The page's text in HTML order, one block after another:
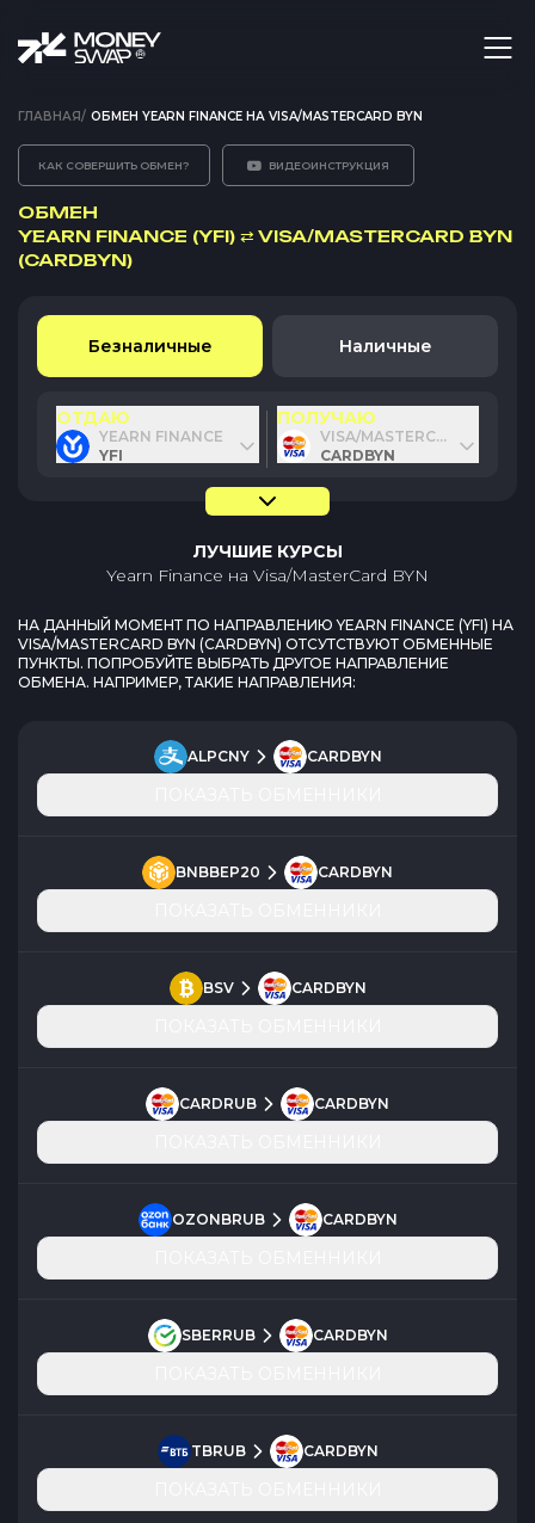
ГЛАВНАЯ/ ОБМЕН YEARN FINANCE НА VISA/MASTERCARD BYN
КАК СОВЕРШИТЬ ОБМЕН? ВИДЕОИНСТРУКЦИЯ
ОБМЕН
YEARN FINANCE (YFI) ⇄ VISA/MASTERCARD BYN
(CARDBYN)
Безналичные Наличные
ОТДАЮ
YEARN FINANCE
YFI
ПОЛУЧАЮ
VISA/MASTERCARD BYN
CARDBYN
ЛУЧШИЕ КУРСЫ
Yearn Finance на Visa/MasterCard BYN
НА ДАННЫЙ МОМЕНТ ПО НАПРАВЛЕНИЮYEARN FINANCE (YFI) НА
VISA/MASTERCARD BYN (CARDBYN) ОТСУТСТВУЮТ ОБМЕННЫЕ
ПУНКТЫ. ПОПРОБУЙТЕ ВЫБРАТЬ ДРУГОЕ НАПРАВЛЕНИЕ
ОБМЕНА. НАПРИМЕР, ТАКИЕ НАПРАВЛЕНИЯ:
ALPCNY CARDBYN
BNBBEP20 CARDBYN
BSV CARDBYN
CARDRUB CARDBYN
OZONBRUB CARDBYN
SBERRUB CARDBYN
TBRUB CARDBYN